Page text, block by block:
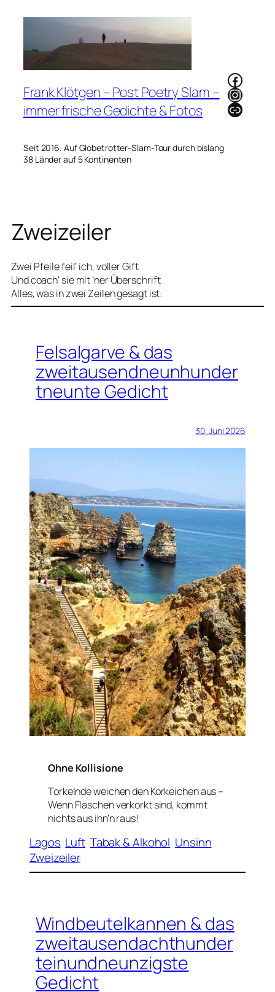
Frank Klötgen – Post Poetry Slam –
immer frische Gedichte & Fotos
Seit 2016. Auf Globetrotter-Slam-Tour durch bislang
38 Länder auf 5 Kontinenten
Link
Zweizeiler
Zwei Pfeile feil‘ ich, voller Gift
Und coach‘ sie mit ’ner Überschrift
Alles, was in zwei Zeilen gesagt ist:
Felsalgarve & das
zweitausendneunhunder
tneunte Gedicht
30. Juni 2026
Ohne Kollisione
Torkelnde weichen den Korkeichen aus –
Wenn Flaschen verkorkt sind, kommt
nichts aus ihn’n raus!
Lagos Luft Tabak & Alkohol Unsinn
Zweizeiler
Windbeutelkannen & das
zweitausendachthunder
teinundneunzigste
Gedicht